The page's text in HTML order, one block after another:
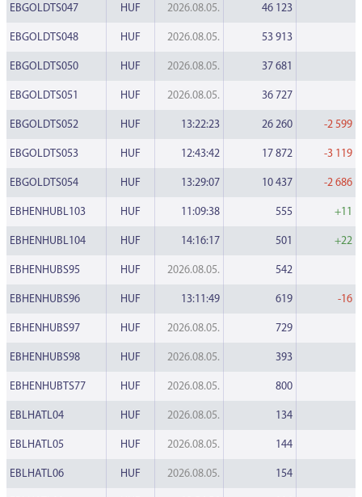
EBGOLDTS047 HUF 2026.08.05. 46 123
EBGOLDTS048 HUF 2026.08.05. 53 913
EBGOLDTS050 HUF 2026.08.05. 37 681
EBGOLDTS051 HUF 2026.08.05. 36 727
EBGOLDTS052 HUF 13:22:23 26 260 -2 599
EBGOLDTS053 HUF 12:43:42 17 872 -3 119
EBGOLDTS054 HUF 13:29:07 10 437 -2 686
EBHENHUBL103 HUF 11:09:38 555 +11
EBHENHUBL104 HUF 14:16:17 501 +22
EBHENHUBS95 HUF 2026.08.05. 542
EBHENHUBS96 HUF 13:11:49 619 -16
EBHENHUBS97 HUF 2026.08.05. 729
EBHENHUBS98 HUF 2026.08.05. 393
EBHENHUBTS77 HUF 2026.08.05. 800
EBLHATL04 HUF 2026.08.05. 134
EBLHATL05 HUF 2026.08.05. 144
EBLHATL06 HUF 2026.08.05. 154